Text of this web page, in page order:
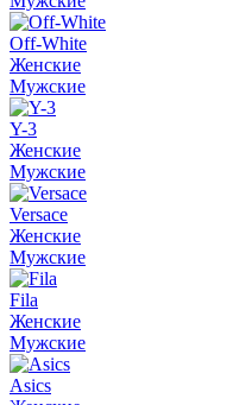
Off-White
Женские
Мужские
Y-3
Женские
Мужские
Versace
Женские
Мужские
Fila
Женские
Мужские
Asics